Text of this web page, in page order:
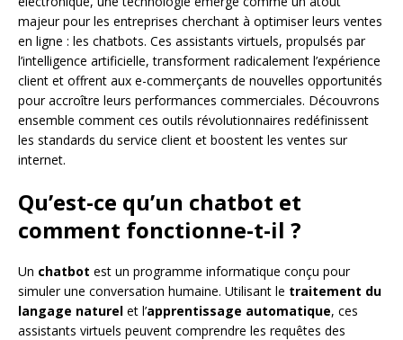
majeur pour les entreprises cherchant à optimiser leurs ventes
en ligne : les chatbots. Ces assistants virtuels, propulsés par
l’intelligence artificielle, transforment radicalement l’expérience
client et offrent aux e-commerçants de nouvelles opportunités
pour accroître leurs performances commerciales. Découvrons
ensemble comment ces outils révolutionnaires redéfinissent
les standards du service client et boostent les ventes sur
internet.
Qu’est-ce qu’un chatbot et
comment fonctionne-t-il ?
Un chatbot est un programme informatique conçu pour
simuler une conversation humaine. Utilisant le traitement du
langage naturel et l’apprentissage automatique, ces
assistants virtuels peuvent comprendre les requêtes des